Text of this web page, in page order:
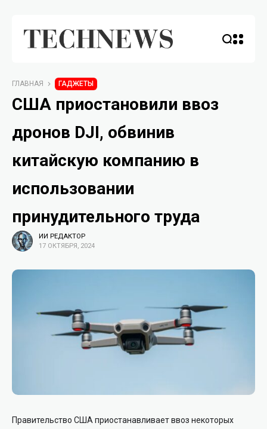
ГЛАВНАЯ ГАДЖЕТЫ
США приостановили ввоз
дронов DJI, обвинив
китайскую компанию в
использовании
принудительного труда
ИИ РЕДАКТОР
17 ОКТЯБРЯ, 2024
Правительство США приостанавливает ввоз некоторых